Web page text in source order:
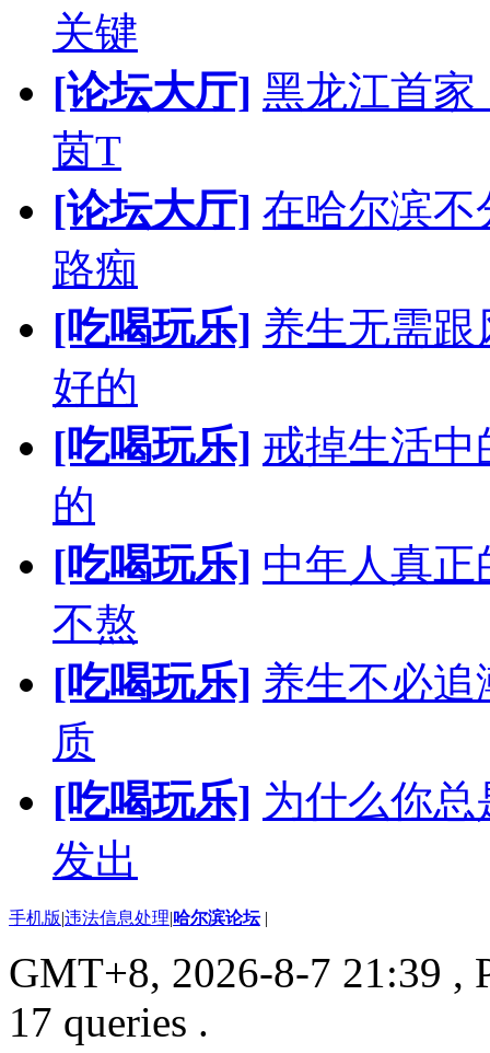
关键
[论坛大厅] 黑龙江首家
茵T
[论坛大厅] 在哈尔滨不
路痴
[吃喝玩乐] 养生无需
好的
[吃喝玩乐] 戒掉生活中
的
[吃喝玩乐] 中年人真
不熬
[吃喝玩乐] 养生不必
质
[吃喝玩乐] 为什么你
发出
手机版|违法信息处理|哈尔滨论坛 |
GMT+8, 2026-8-7 21:39 ,
17 queries .